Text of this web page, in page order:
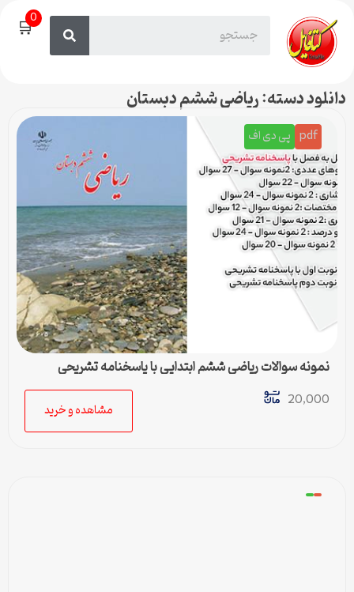
🛒0
دانلود دسته: ریاضی ششم دبستان
pdf پی دی اف
نمونه سوالات ریاضی ششم ابتدایی با پاسخنامه تشریحی
20,000
مشاهده و خرید